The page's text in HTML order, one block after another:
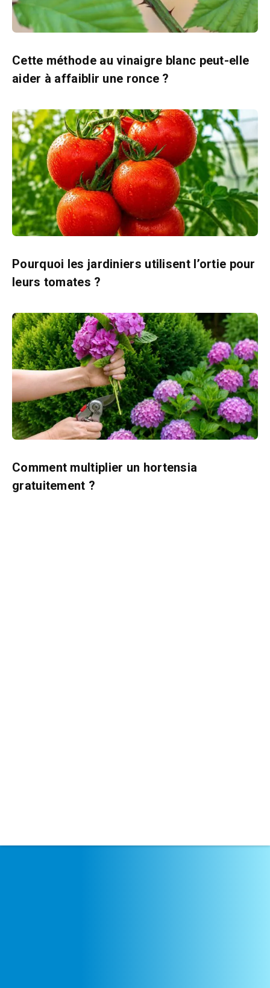
Cette méthode au vinaigre blanc peut-elle
aider à affaiblir une ronce ?
Pourquoi les jardiniers utilisent l’ortie pour
leurs tomates ?
Comment multiplier un hortensia
gratuitement ?